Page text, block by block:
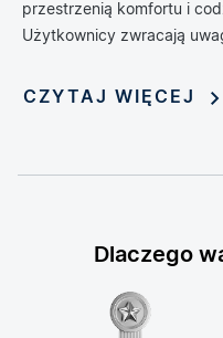
przestrzenią komfortu i
Użytkownicy zwracają
poprawiają wygodę,
zaawansowanych
modnym elementem
CZYTAJ WIĘCEJ
Dlaczego